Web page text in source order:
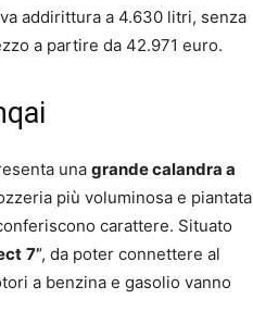
addirittura a 4.630 litri, senza
a partire da 42.971 euro.
una grande calandra a
più voluminosa e piantata
carattere. Situato
7’’, da poter connettere al
a benzina e gasolio vanno